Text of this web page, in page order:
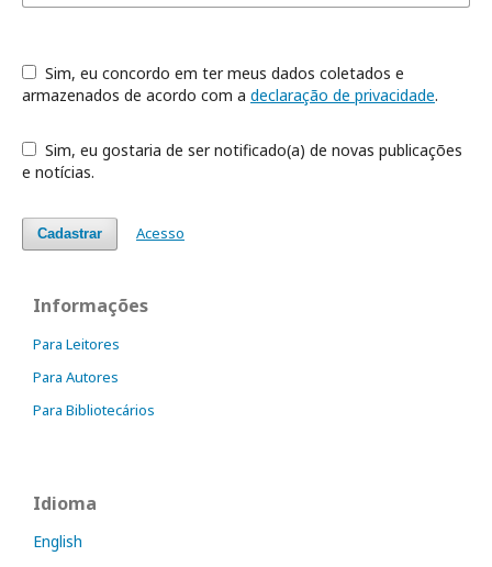
armazenados de acordo com a declaração de privacidade.
e notícias.
Cadastrar Acesso
Informações
Para Leitores
Para Autores
Para Bibliotecários
Idioma
English